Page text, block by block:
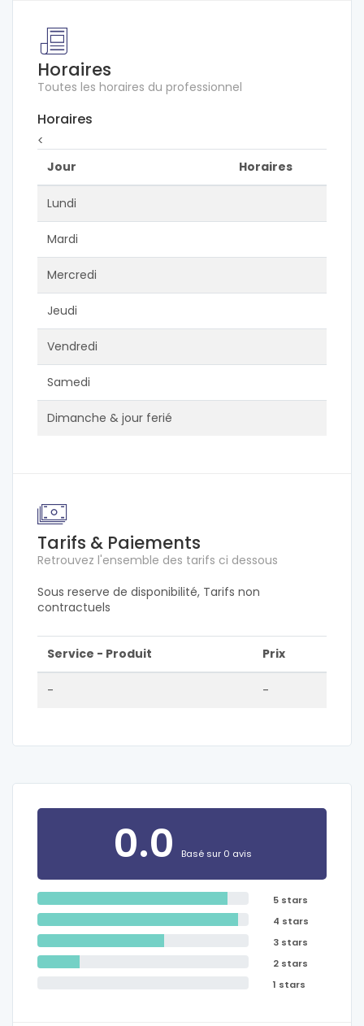
Horaires
Toutes les horaires du professionnel
Horaires
<
Jour
Horaires
Lundi
Mardi
Mercredi
Jeudi
Vendredi
Samedi
Dimanche & jour ferié
Tarifs & Paiements
Retrouvez l'ensemble des tarifs ci dessous
Sous reserve de disponibilité, Tarifs non
contractuels
Service - Produit Prix
- -
0.0 Basé sur 0 avis
5 stars
4 stars
3 stars
2 stars
1 stars